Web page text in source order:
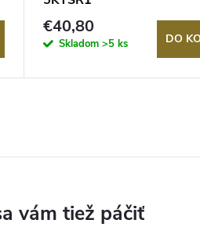
€40,80
Skladom >5 ks DO